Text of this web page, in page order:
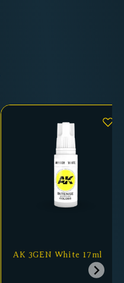
AK 3GEN White 17ml